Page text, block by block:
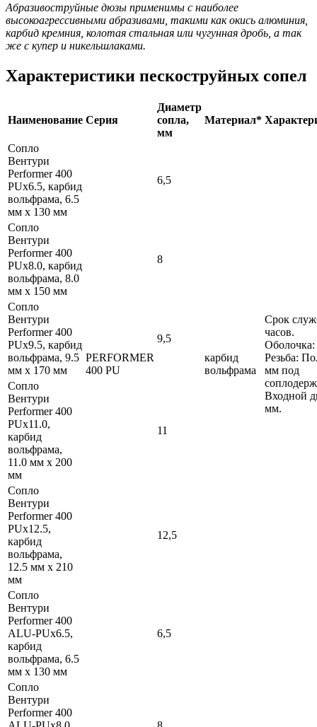
Абразивоструйные дюзы применимы с наиболее
высокоагрессивными абразивами, такими как окись алюминия,
карбид кремния, колотая стальная или чугунная дробь, а так
же с купер и никельшлаками.
Характеристики пескоструйных сопел
Наименование Серия
Диаметр
сопла,
мм
Материал*
Сопло
Вентури
Performer 400
PUx6.5, карбид
вольфрама, 6.5
мм x 130 мм
PERFORMER
400 PU
6,5
карбид
вольфрама
Срок
часов.
Резьба:
мм под
Входной
мм.
Сопло
Вентури
Performer 400
PUx8.0, карбид
вольфрама, 8.0
мм x 150 мм
8
Сопло
Вентури
Performer 400
PUx9.5, карбид
вольфрама, 9.5
мм x 170 мм
9,5
Сопло
Вентури
Performer 400
PUx11.0,
карбид
вольфрама,
11.0 мм x 200
мм
11
Сопло
Вентури
Performer 400
PUx12.5,
карбид
вольфрама,
12.5 мм x 210
мм
12,5
Сопло
Вентури
Performer 400
ALU-PUx6.5,
карбид
вольфрама, 6.5
мм x 130 мм
6,5
Сопло
Вентури
Performer 400